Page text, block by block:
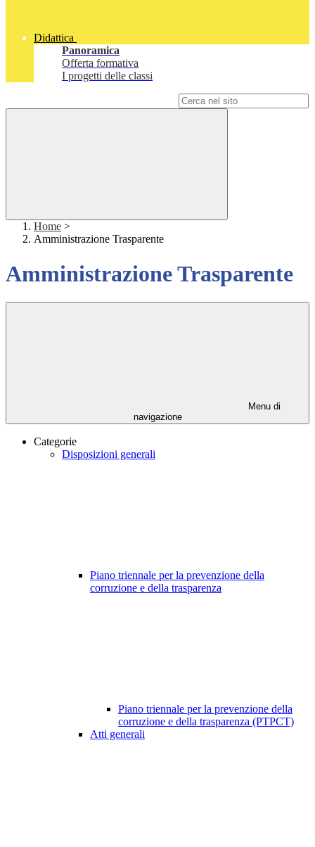
Didattica
Panoramica
Offerta formativa
I progetti delle classi
Home >
Amministrazione Trasparente
Amministrazione Trasparente
Menu di
navigazione
Categorie
Disposizioni generali
Piano triennale per la prevenzione della
corruzione e della trasparenza
Piano triennale per la prevenzione della
corruzione e della trasparenza (PTPCT)
Atti generali